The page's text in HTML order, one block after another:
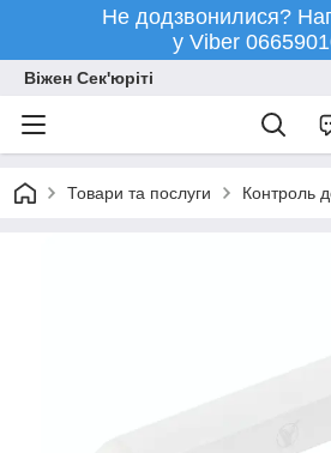
Не додзвонилися?
у Viber
Віжен Сек'юріті
Товари та послуги Контроль